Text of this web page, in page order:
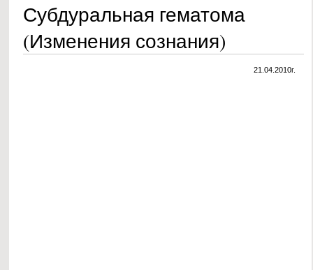
Субдуральная гематома
(Изменения сознания)
21.04.2010г.